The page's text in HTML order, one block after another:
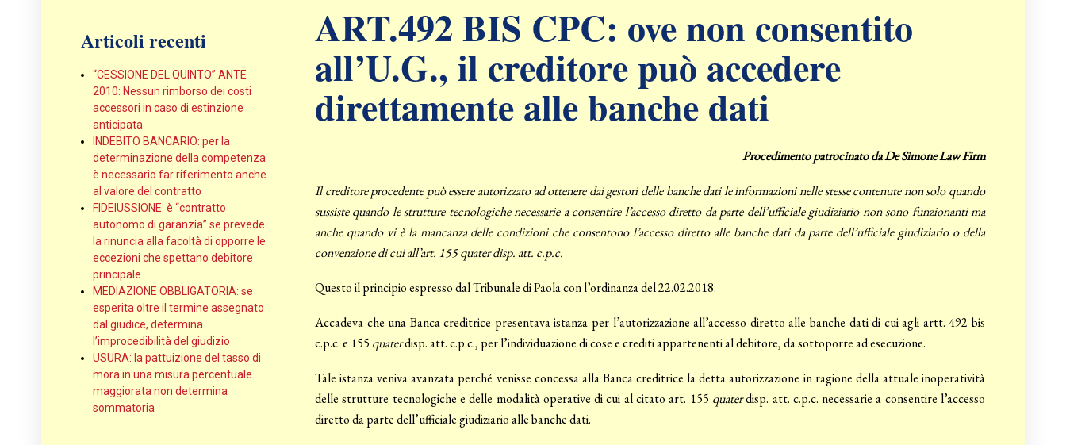
ART.492 BIS CPC: ove non consentito
all’U.G., il creditore può accedere
direttamente alle banche dati
Procedimento patrocinato da De Simone Law Firm
Il creditore procedente può essere autorizzato ad ottenere dai gestori delle banche dati le informazioni nelle stesse contenute non solo quando
sussiste quando le strutture tecnologiche necessarie a consentire l’accesso diretto da parte dell’ufficiale giudiziario non sono funzionanti ma
anche quando vi è la mancanza delle condizioni che consentono l’accesso diretto alle banche dati da parte dell’ufficiale giudiziario o della
convenzione di cui all’art. 155 quater disp. att. c.p.c.
Questo il principio espresso dal Tribunale di Paola con l’ordinanza del 22.02.2018.
Accadeva che una Banca creditrice presentava istanza per l’autorizzazione all’accesso diretto alle banche dati di cui agli artt. 492 bis
c.p.c. e 155 quaterdisp. att. c.p.c., per l’individuazione di cose e crediti appartenenti al debitore, da sottoporre ad esecuzione.
Tale istanza veniva avanzata perché venisse concessa alla Banca creditrice la detta autorizzazione in ragione della attuale inoperatività
delle strutture tecnologiche e delle modalità operative di cui al citato art. 155 quaterdisp. att. c.p.c. necessarie a consentire l’accesso
diretto da parte dell’ufficiale giudiziario alle banche dati.
Articoli recenti
“CESSIONE DEL QUINTO” ANTE
2010: Nessun rimborso dei costi
accessori in caso di estinzione
anticipata
INDEBITO BANCARIO: per la
determinazione della competenza
è necessario far riferimento anche
al valore del contratto
FIDEIUSSIONE: è “contratto
autonomo di garanzia” se prevede
la rinuncia alla facoltà di opporre le
eccezioni che spettano debitore
principale
MEDIAZIONE OBBLIGATORIA: se
esperita oltre il termine assegnato
dal giudice, determina
l’improcedibilità del giudizio
USURA: la pattuizione del tasso di
mora in una misura percentuale
maggiorata non determina
sommatoria